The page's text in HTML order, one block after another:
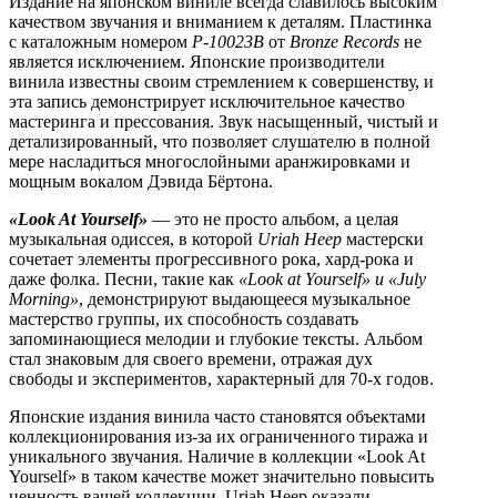
качеством звучания и вниманием к деталям. Пластинка
с каталожным номером P-10023B от Bronze Records не
является исключением. Японские производители
винила известны своим стремлением к совершенству, и
эта запись демонстрирует исключительное качество
мастеринга и прессования. Звук насыщенный, чистый и
детализированный, что позволяет слушателю в полной
мере насладиться многослойными аранжировками и
мощным вокалом Дэвида Бёртона.
«Look At Yourself» — это не просто альбом, а целая
музыкальная одиссея, в которой Uriah Heep мастерски
сочетает элементы прогрессивного рока, хард-рока и
даже фолка. Песни, такие как «Look at Yourself» и «July
Morning», демонстрируют выдающееся музыкальное
мастерство группы, их способность создавать
запоминающиеся мелодии и глубокие тексты. Альбом
стал знаковым для своего времени, отражая дух
свободы и экспериментов, характерный для 70-х годов.
Японские издания винила часто становятся объектами
коллекционирования из-за их ограниченного тиража и
уникального звучания. Наличие в коллекции «Look At
Yourself» в таком качестве может значительно повысить